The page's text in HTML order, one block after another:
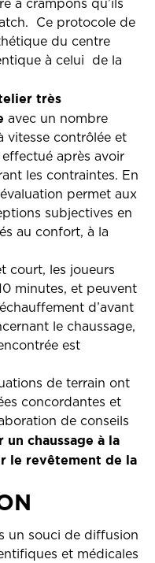
à crampons qu’ils
Ce protocole de
du centre
à celui de la
très
avec un nombre
vitesse contrôlée et
après avoir
les contraintes. En
permet aux
subjectives en
au confort, à la
court, les joueurs
minutes, et peuvent
d’avant
le chaussage,
est
de terrain ont
concordantes et
de conseils
chaussage à la
le revêtement de la
un souci de diffusion
et médicales